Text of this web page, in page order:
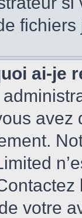
ai-je
avez
votre